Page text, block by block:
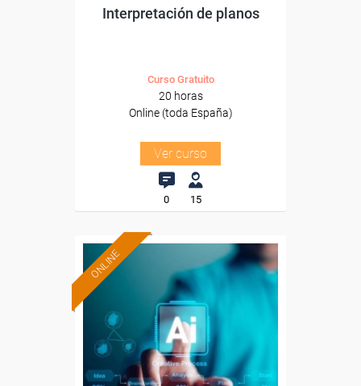
Interpretación de planos
Curso Gratuito
20 horas
Online (toda España)
Ver curso
0 15
ONLINE
Formación 100%
subvencionada.
Para desempleados,
trabajadores y autónomos.